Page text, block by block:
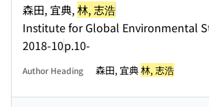
森田, 宜典,林, 志浩
Institute for Global Environmental
2018-10p.10-
Author Heading 森田, 宜典林, 志浩